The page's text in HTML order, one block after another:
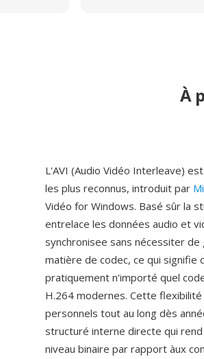
À
L'AVI (Audio Vidéo Interleave)
les plus reconnus, introduit par
Vidéo for Windows. Basé sûr la
entrelace les données audio et
synchronisee sans nécessiter
matière de codec, ce qui signifie
pratiquement n'importé quel
H.264 modernes. Cette
personnels tout au long dès
structuré interne directe qui
niveau binaire par rapport àux